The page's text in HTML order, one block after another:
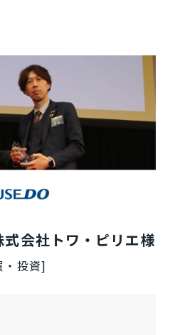
会社トワ・ピリエ様
・投資]